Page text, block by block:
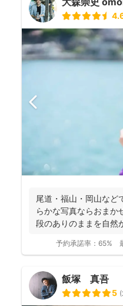
尾道・福山・岡山など
らかな写真ならおま
段のありのままを自
予約承諾率： 65%
飯塚 真吾
5 (